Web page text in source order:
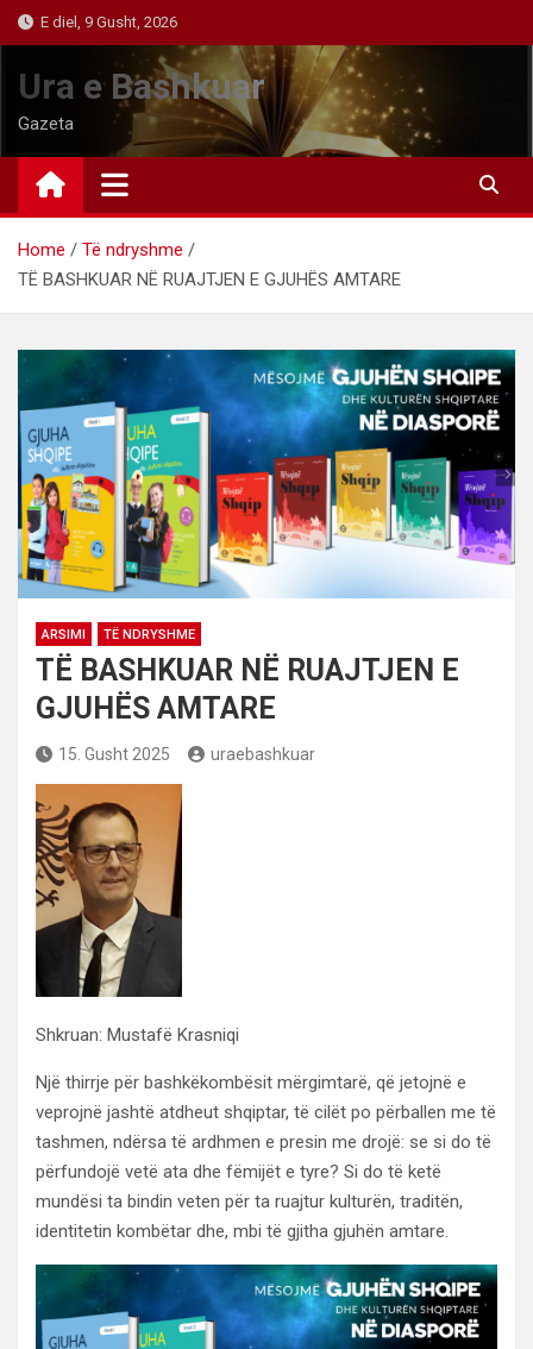
Skip
to
content
E diel, 9 Gusht, 2026
Ura e Bashkuar
Gazeta
Home
Të ndryshme
TË BASHKUAR NË RUAJTJEN E GJUHËS AMTARE
ARSIMI TË NDRYSHME
TË BASHKUAR NË RUAJTJEN E
GJUHËS AMTARE
15. Gusht 2025 uraebashkuar
Shkruan: Mustafë Krasniqi
Një thirrje për bashkëkombësit mërgimtarë, që jetojnë e
veprojnë jashtë atdheut shqiptar, të cilët po përballen me të
tashmen, ndërsa të ardhmen e presin me drojë: se si do të
përfundojë vetë ata dhe fëmijët e tyre? Si do të ketë
mundësi ta bindin veten për ta ruajtur kulturën, traditën,
identitetin kombëtar dhe, mbi të gjitha gjuhën amtare.